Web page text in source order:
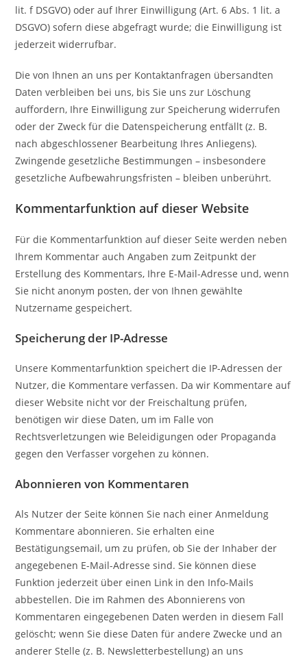
lit. f DSGVO) oder auf Ihrer Einwilligung (Art. 6 Abs. 1 lit. a
DSGVO) sofern diese abgefragt wurde; die Einwilligung ist
jederzeit widerrufbar.
Die von Ihnen an uns per Kontaktanfragen übersandten
Daten verbleiben bei uns, bis Sie uns zur Löschung
auffordern, Ihre Einwilligung zur Speicherung widerrufen
oder der Zweck für die Datenspeicherung entfällt (z. B.
nach abgeschlossener Bearbeitung Ihres Anliegens).
Zwingende gesetzliche Bestimmungen – insbesondere
gesetzliche Aufbewahrungsfristen – bleiben unberührt.
Kommentar­funktion auf dieser Website
Für die Kommentarfunktion auf dieser Seite werden neben
Ihrem Kommentar auch Angaben zum Zeitpunkt der
Erstellung des Kommentars, Ihre E-Mail-Adresse und, wenn
Sie nicht anonym posten, der von Ihnen gewählte
Nutzername gespeichert.
Speicherung der IP-Adresse
Unsere Kommentarfunktion speichert die IP-Adressen der
Nutzer, die Kommentare verfassen. Da wir Kommentare auf
dieser Website nicht vor der Freischaltung prüfen,
benötigen wir diese Daten, um im Falle von
Rechtsverletzungen wie Beleidigungen oder Propaganda
gegen den Verfasser vorgehen zu können.
Abonnieren von Kommentaren
Als Nutzer der Seite können Sie nach einer Anmeldung
Kommentare abonnieren. Sie erhalten eine
Bestätigungsemail, um zu prüfen, ob Sie der Inhaber der
angegebenen E-Mail-Adresse sind. Sie können diese
Funktion jederzeit über einen Link in den Info-Mails
abbestellen. Die im Rahmen des Abonnierens von
Kommentaren eingegebenen Daten werden in diesem Fall
gelöscht; wenn Sie diese Daten für andere Zwecke und an
anderer Stelle (z. B. Newsletterbestellung) an uns